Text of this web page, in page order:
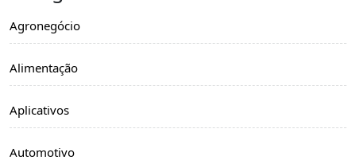
Agronegócio
Alimentação
Aplicativos
Automotivo